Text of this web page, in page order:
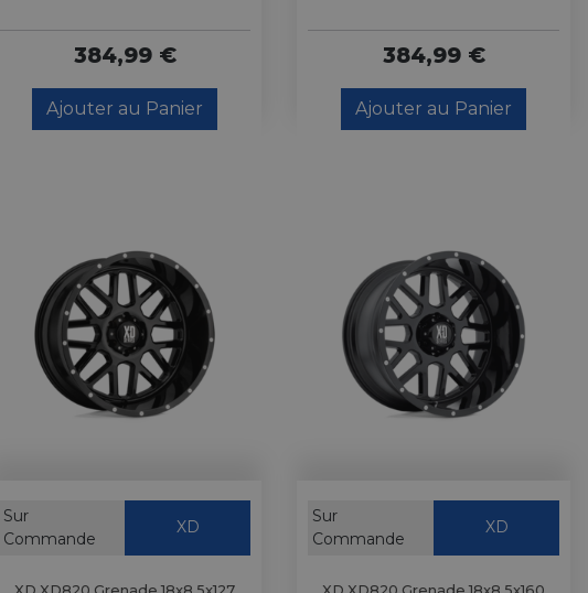
384,99 €
Ajouter au Panier
384,99 €
Ajouter au Panier
Sur
Commande
XD
Sur
Commande
XD